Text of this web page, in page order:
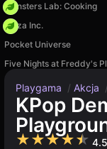
Monsters Lab: Cooking
Pizza Inc.
Pocket Universe
Playgama / Akcja /
KPop
★★★★★ 4.5